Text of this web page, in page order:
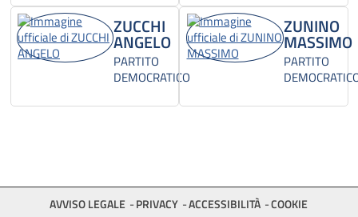
ZUCCHI
ANGELO
PARTITO
DEMOCRATICO
ZUNINO
MASSIMO
PARTITO
AVVISO LEGALE PRIVACY ACCESSIBILITÀ COOKIE